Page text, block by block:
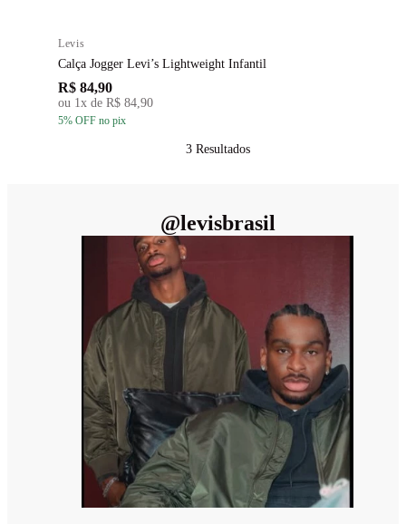
Levis
Calça Jogger Levi’s Lightweight Infantil
R$ 84,90
ou 1x de R$ 84,90
5% OFF no pix
3 Resultados
@levisbrasil